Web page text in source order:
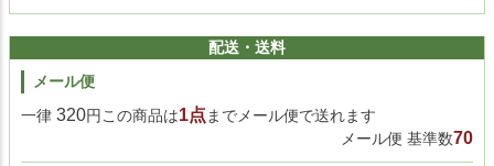
配送・送料
メール便
一律 320円この商品は1点 までメール便で送れます
メール便 基準数70